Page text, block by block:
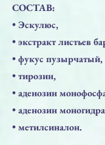
СОСТАВ:
• Эскулюс,
• экстракт листьев
• фукус пузырчатый,
• тирозин,
• аденозин
• аденозин
• метилсиналон.